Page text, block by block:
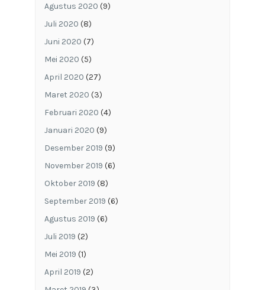
Agustus 2020 (9)
Juli 2020 (8)
Juni 2020 (7)
Mei 2020 (5)
April 2020 (27)
Maret 2020 (3)
Februari 2020 (4)
Januari 2020 (9)
Desember 2019 (9)
November 2019 (6)
Oktober 2019 (8)
September 2019 (6)
Agustus 2019 (6)
Juli 2019 (2)
Mei 2019 (1)
April 2019 (2)